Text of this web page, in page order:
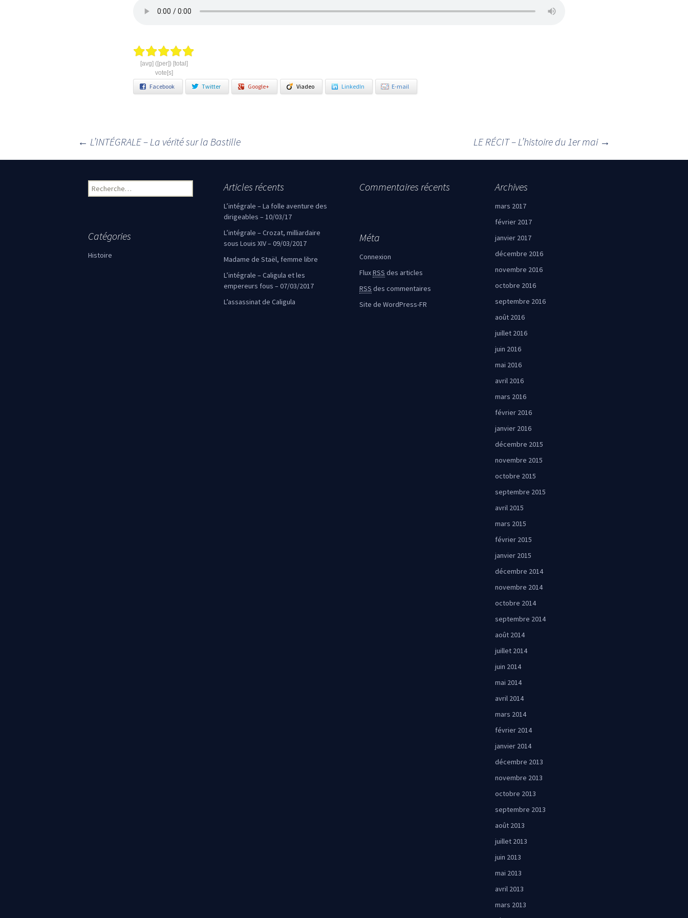
[avg] ([per]) [total]
vote[s]
Facebook Twitter Google+ Viadeo LinkedIn E-mail
Navigation des articles
← L’INTÉGRALE – La vérité sur la Bastille LE RÉCIT – L’histoire du 1er mai →
Rechercher : Articles récents
L’intégrale – La folle aventure des
dirigeables – 10/03/17
L’intégrale – Crozat, milliardaire
sous Louis XIV – 09/03/2017
Madame de Staël, femme libre
L’intégrale – Caligula et les
empereurs fous – 07/03/2017
L’assassinat de Caligula
Commentaires récents Archives
mars 2017
février 2017
janvier 2017
décembre 2016
novembre 2016
octobre 2016
septembre 2016
août 2016
juillet 2016
juin 2016
mai 2016
avril 2016
mars 2016
février 2016
janvier 2016
décembre 2015
novembre 2015
octobre 2015
septembre 2015
avril 2015
mars 2015
février 2015
janvier 2015
décembre 2014
novembre 2014
octobre 2014
septembre 2014
août 2014
juillet 2014
juin 2014
mai 2014
avril 2014
mars 2014
février 2014
janvier 2014
décembre 2013
novembre 2013
octobre 2013
septembre 2013
août 2013
juillet 2013
juin 2013
mai 2013
avril 2013
mars 2013
Catégories
Histoire
Méta
Connexion
FluxRSS des articles
RSS des commentaires
Site de WordPress-FR